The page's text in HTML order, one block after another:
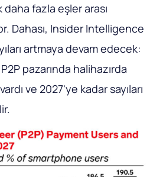
fazla eşler arası
Dahası, Insider Intelligence
artmaya devam edecek:
pazarında halihazırda
ve 2027'ye kadar sayıları